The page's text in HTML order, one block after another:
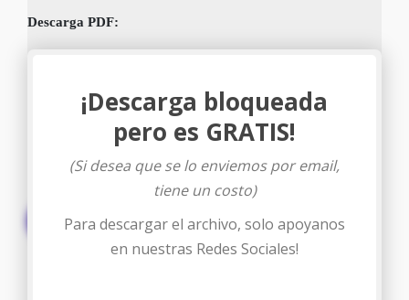
Descarga PDF:
Descargar
¡Descarga bloqueada
pero es GRATIS!
(Si desea que se lo enviemos por email,
tiene un costo)
Para descargar el archivo, solo apoyanos
en nuestras Redes Sociales!